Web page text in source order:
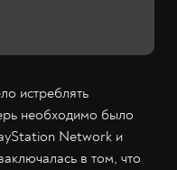
истреблять
необходимо было
Network и
в том, что